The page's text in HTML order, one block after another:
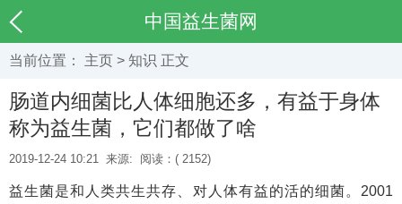
中国益生菌网
当前位置： 主页 > 知识 正文
肠道内细菌比人体细胞还多，有益于身体
称为益生菌，它们都做了啥
2019-12-24 10:21 来源: 阅读：( 2152)
益生菌是和人类共生共存、对人体有益的活的细菌。2001